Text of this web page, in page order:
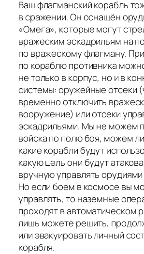
Ваш флагманский корабль
в сражении. Он оснащён
«Омега», которые могут
вражеским эскадрильям на
по вражескому флагману.
по кораблю противника
не только в корпус, но и в
системы: оружейные отсеки
временно отключить
вооружение) или отсеки
эскадрильями. Мы не можем
войска по полю боя, можем
какие корабли будут
какую цель они будут
вручную управлять
Но если боем в космосе вы
управлять, то наземные
проходят в автоматическом
лишь можете решить,
или эвакуировать личный
корабля.